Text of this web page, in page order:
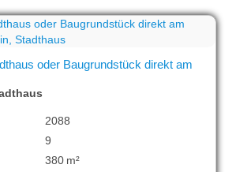
oder Baugrundstück direkt am
2088
9
380 m²